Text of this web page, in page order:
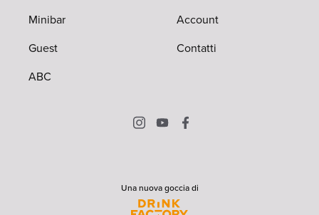
Minibar
Guest
ABC
Account
Contatti
Una nuova goccia di